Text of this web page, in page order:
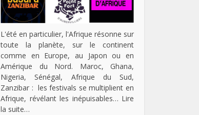
L'été en particulier, l'Afrique résonne sur
toute la planète, sur le continent
comme en Europe, au Japon ou en
Amérique du Nord. Maroc, Ghana,
Nigeria, Sénégal, Afrique du Sud,
Zanzibar : les festivals se multiplient en
Afrique, révélant les inépuisables… Lire
la suite…